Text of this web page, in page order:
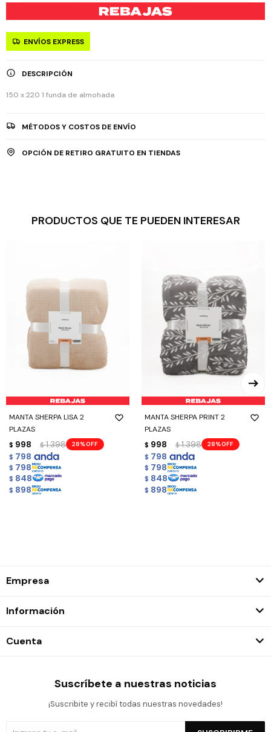
ENVÍOS EXPRESS
DESCRIPCIÓN
150 x 220 1 funda de almohada
MÉTODOS Y COSTOS DE ENVÍO
OPCIÓN DE RETIRO GRATUITO EN TIENDAS
PRODUCTOS QUE TE PUEDEN INTERESAR
MANTA SHERPA LISA 2
PLAZAS
$ 998 $ 1.398 28
$ 798
$ 798
$ 848
$ 898
MANTA SHERPA PRINT 2
PLAZAS
$ 998 $ 1.398 28
$ 798
$ 798
$ 848
$ 898
Empresa
Información
Cuenta
Suscríbete a nuestras noticias
¡Suscribite y recibí todas nuestras novedades!